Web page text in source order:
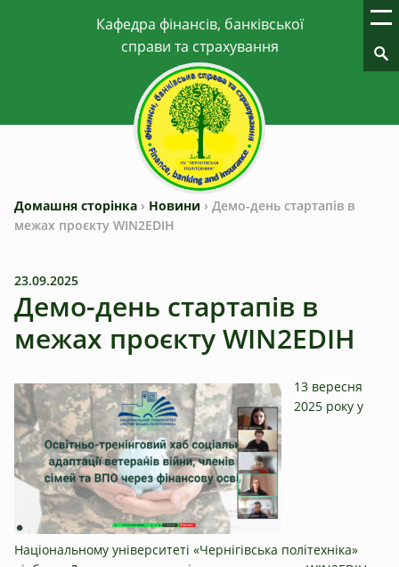
Домашня сторінка › Новини › Демо-день стартапів в
межах проєкту WIN2EDIH
23.09.2025
Демо-день стартапів в
межах проєкту WIN2EDIH
13 вересня
2025 року у
Національному університеті «Чернігівська політехніка»